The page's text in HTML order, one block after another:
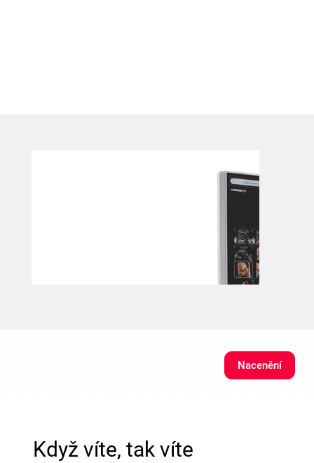
Nacenění
Když víte, tak víte